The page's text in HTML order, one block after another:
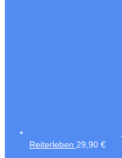
Reiterleben 29,90 €